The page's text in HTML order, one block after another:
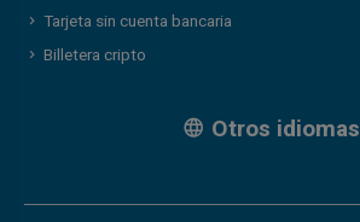
Tarjeta sin cuenta bancaria
Billetera cripto
Otros idiomas